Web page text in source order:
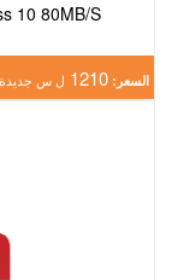
10 80MB/S
السعر: 1210 ل س جديدة